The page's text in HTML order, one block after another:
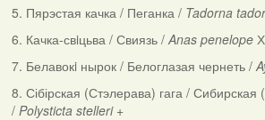
5. Пярэстая качка / Пеганка / Tadorna
6. Качка-свiцьва / Свиязь /Anas penelopeХ
7. Белавокi нырок / Белоглазая чернеть /
8. Сібірская (Стэлерава) гага / Сибирская
/ Polysticta stelleri+